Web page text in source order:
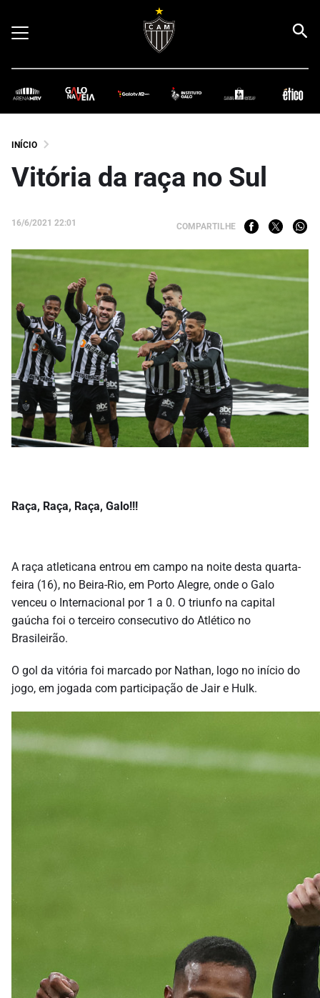
INÍCIO
Vitória da raça no Sul
16/6/2021 22:01 COMPARTILHE
Raça, Raça, Raça, Galo!!!
A raça atleticana entrou em campo na noite desta quarta-
feira (16), no Beira-Rio, em Porto Alegre, onde o Galo
venceu o Internacional por 1 a 0. O triunfo na capital
gaúcha foi o terceiro consecutivo do Atlético no
Brasileirão.
O gol da vitória foi marcado por Nathan, logo no início do
jogo, em jogada com participação de Jair e Hulk.